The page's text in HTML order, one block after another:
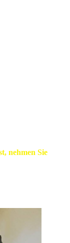
nehmen Sie